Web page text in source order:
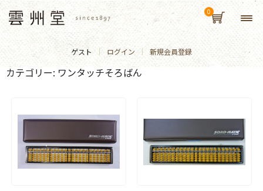
ゲスト ログイン 新規会員登録
カテゴリー: ワンタッチそろばん